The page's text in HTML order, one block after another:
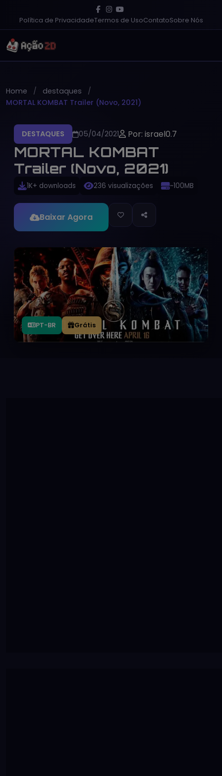
Política de PrivacidadeTermos de UsoContatoSobre Nós
Home
destaques
MORTAL KOMBAT Trailer (Novo, 2021)
DESTAQUES 05/04/2021 Por: israel0.7
MORTAL KOMBAT
Trailer (Novo, 2021)
1K+ downloads 236 visualizações ~100MB
Baixar Agora
PT-BR Grátis